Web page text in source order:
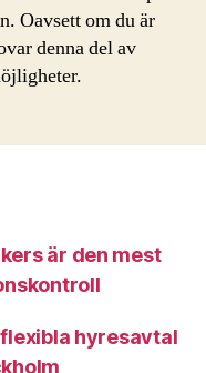
Oavsett om du är
denna del av
är den mest
hyresavtal